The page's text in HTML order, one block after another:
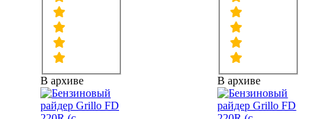
В архиве В архиве